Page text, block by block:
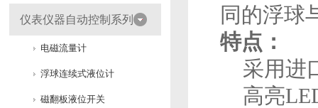
仪表仪器自动控制系列
电磁流量计
浮球连续式液位计
磁翻板液位开关
同的浮球
特点：
采用进
高亮